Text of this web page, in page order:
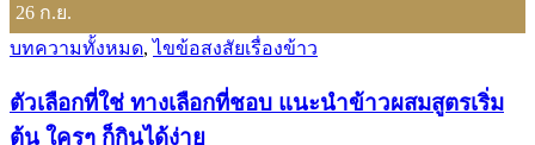
26 ก.ย.
บทความทั้งหมด,ไขข้อสงสัยเรื่องข้าว
ตัวเลือกที่ใช่ ทางเลือกที่ชอบ แนะนำข้าวผสมสูตรเริ่ม
ต้น ใครๆ ก็กินได้ง่าย